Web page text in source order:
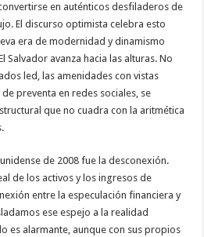
en auténticos desfiladeros de
El discurso optimista celebra esto
era de modernidad y dinamismo
Salvador avanza hacia las alturas. No
led, las amenidades con vistas
preventa en redes sociales, se
que no cuadra con la aritmética
de 2008 fue la desconexión.
de los activos y los ingresos de
entre la especulación financiera y
ese espejo a la realidad
es alarmante, aunque con sus propios